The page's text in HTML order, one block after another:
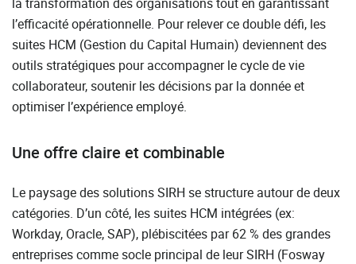
l’efficacité opérationnelle. Pour relever ce double défi, les
suites HCM (Gestion du Capital Humain) deviennent des
outils stratégiques pour accompagner le cycle de vie
collaborateur, soutenir les décisions par la donnée et
optimiser l’expérience employé.
Une offre claire et combinable
Le paysage des solutions SIRH se structure autour de deux
catégories. D’un côté, les suites HCM intégrées (ex:
Workday, Oracle, SAP), plébiscitées par 62 % des grandes
entreprises comme socle principal de leur SIRH (Fosway